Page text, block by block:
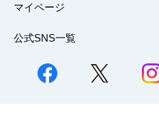
マイページ
公式SNS一覧